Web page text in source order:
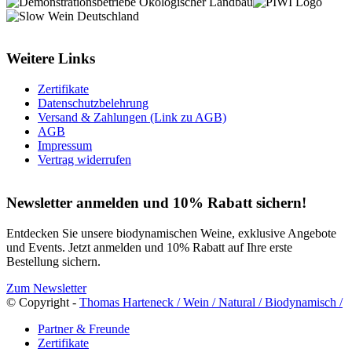
Weitere Links
Zertifikate
Datenschutzbelehrung
Versand & Zahlungen (Link zu AGB)
AGB
Impressum
Vertrag widerrufen
Newsletter anmelden und 10% Rabatt sichern!
Entdecken Sie unsere biodynamischen Weine, exklusive Angebote
und Events. Jetzt anmelden und 10% Rabatt auf Ihre erste
Bestellung sichern.
Zum Newsletter
© Copyright - Thomas Harteneck / Wein / Natural / Biodynamisch /
Partner & Freunde
Zertifikate